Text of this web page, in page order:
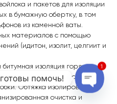
и пакетов для изоляции
в бумажную обертку, в том
из каменной ваты.
материалов с помощью
(идитон, изолит, целгиит и
изоляция горячих
поверхностей с
Обтяжка изолированных
очистка и
помочь!
1